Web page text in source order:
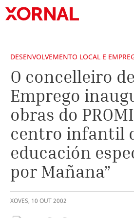
DESENVOLVEMENTO LOCAL E
O concelleiro de
Emprego
obras do
centro infantil
educación
por Mañana”
XOVES, 10 OUT2002